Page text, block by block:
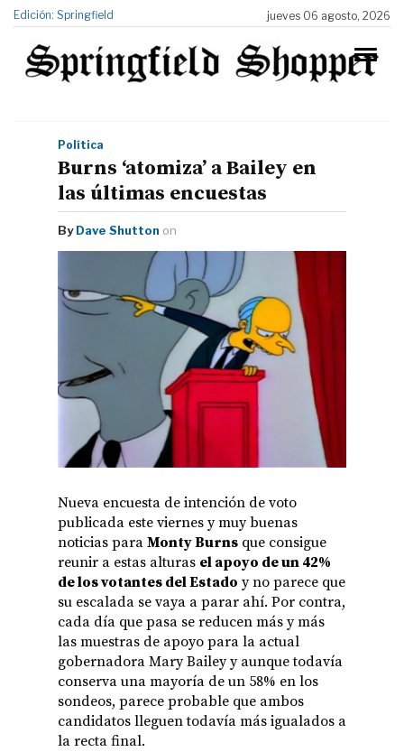
Edición: Springfield jueves 06 agosto, 2026
Política
Burns ‘atomiza’ a Bailey en
las últimas encuestas
By Dave Shutton on
Nueva encuesta de intención de voto
publicada este viernes y muy buenas
noticias para Monty Burns que consigue
reunir a estas alturas el apoyo de un 42%
de los votantes del Estado y no parece que
su escalada se vaya a parar ahí. Por contra,
cada día que pasa se reducen más y más
las muestras de apoyo para la actual
gobernadora Mary Bailey y aunque todavía
conserva una mayoría de un 58% en los
sondeos, parece probable que ambos
candidatos lleguen todavía más igualados a
la recta final.